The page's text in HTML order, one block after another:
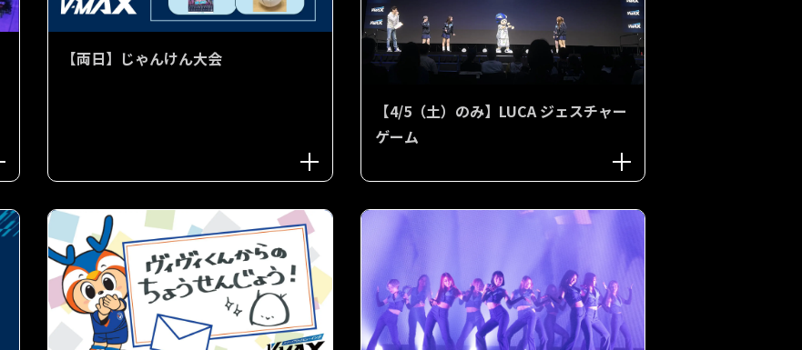
【両日】じゃんけん大会
【4/5（土）のみ】LUCA ジェスチャー
ゲーム